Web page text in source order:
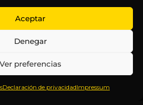
Aceptar
Denegar
Ver preferencias
Declaración de privacidadImpressum
LEGAL
Política
de
Términos y
Aviso
SÍGUENOS